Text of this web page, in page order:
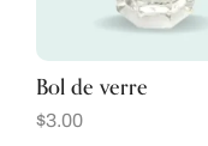
Bol de verre
$3.00